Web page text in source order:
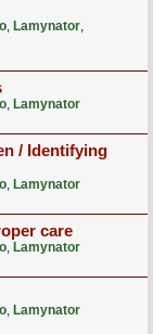
, Lamynator,
, Lamynator
/ Identifying
, Lamynator
care
, Lamynator
, Lamynator